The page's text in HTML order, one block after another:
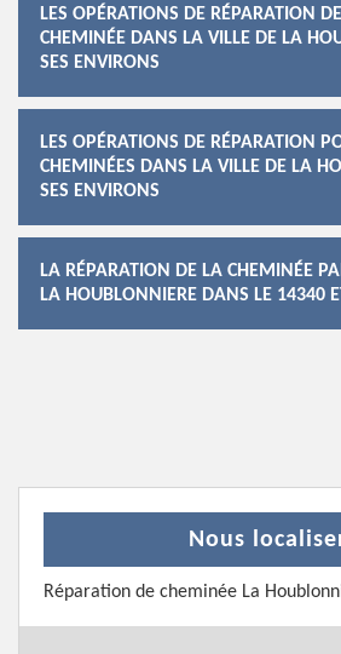
LES OPÉRATIONS DE RÉPARATION
CHEMINÉE DANS LA VILLE DE LA
SES ENVIRONS
LES OPÉRATIONS DE RÉPARATION
CHEMINÉES DANS LA VILLE DE LA
SES ENVIRONS
LA RÉPARATION DE LA CHEMINÉE
LA HOUBLONNIERE DANS LE 14340
Nous
Réparation de cheminée La